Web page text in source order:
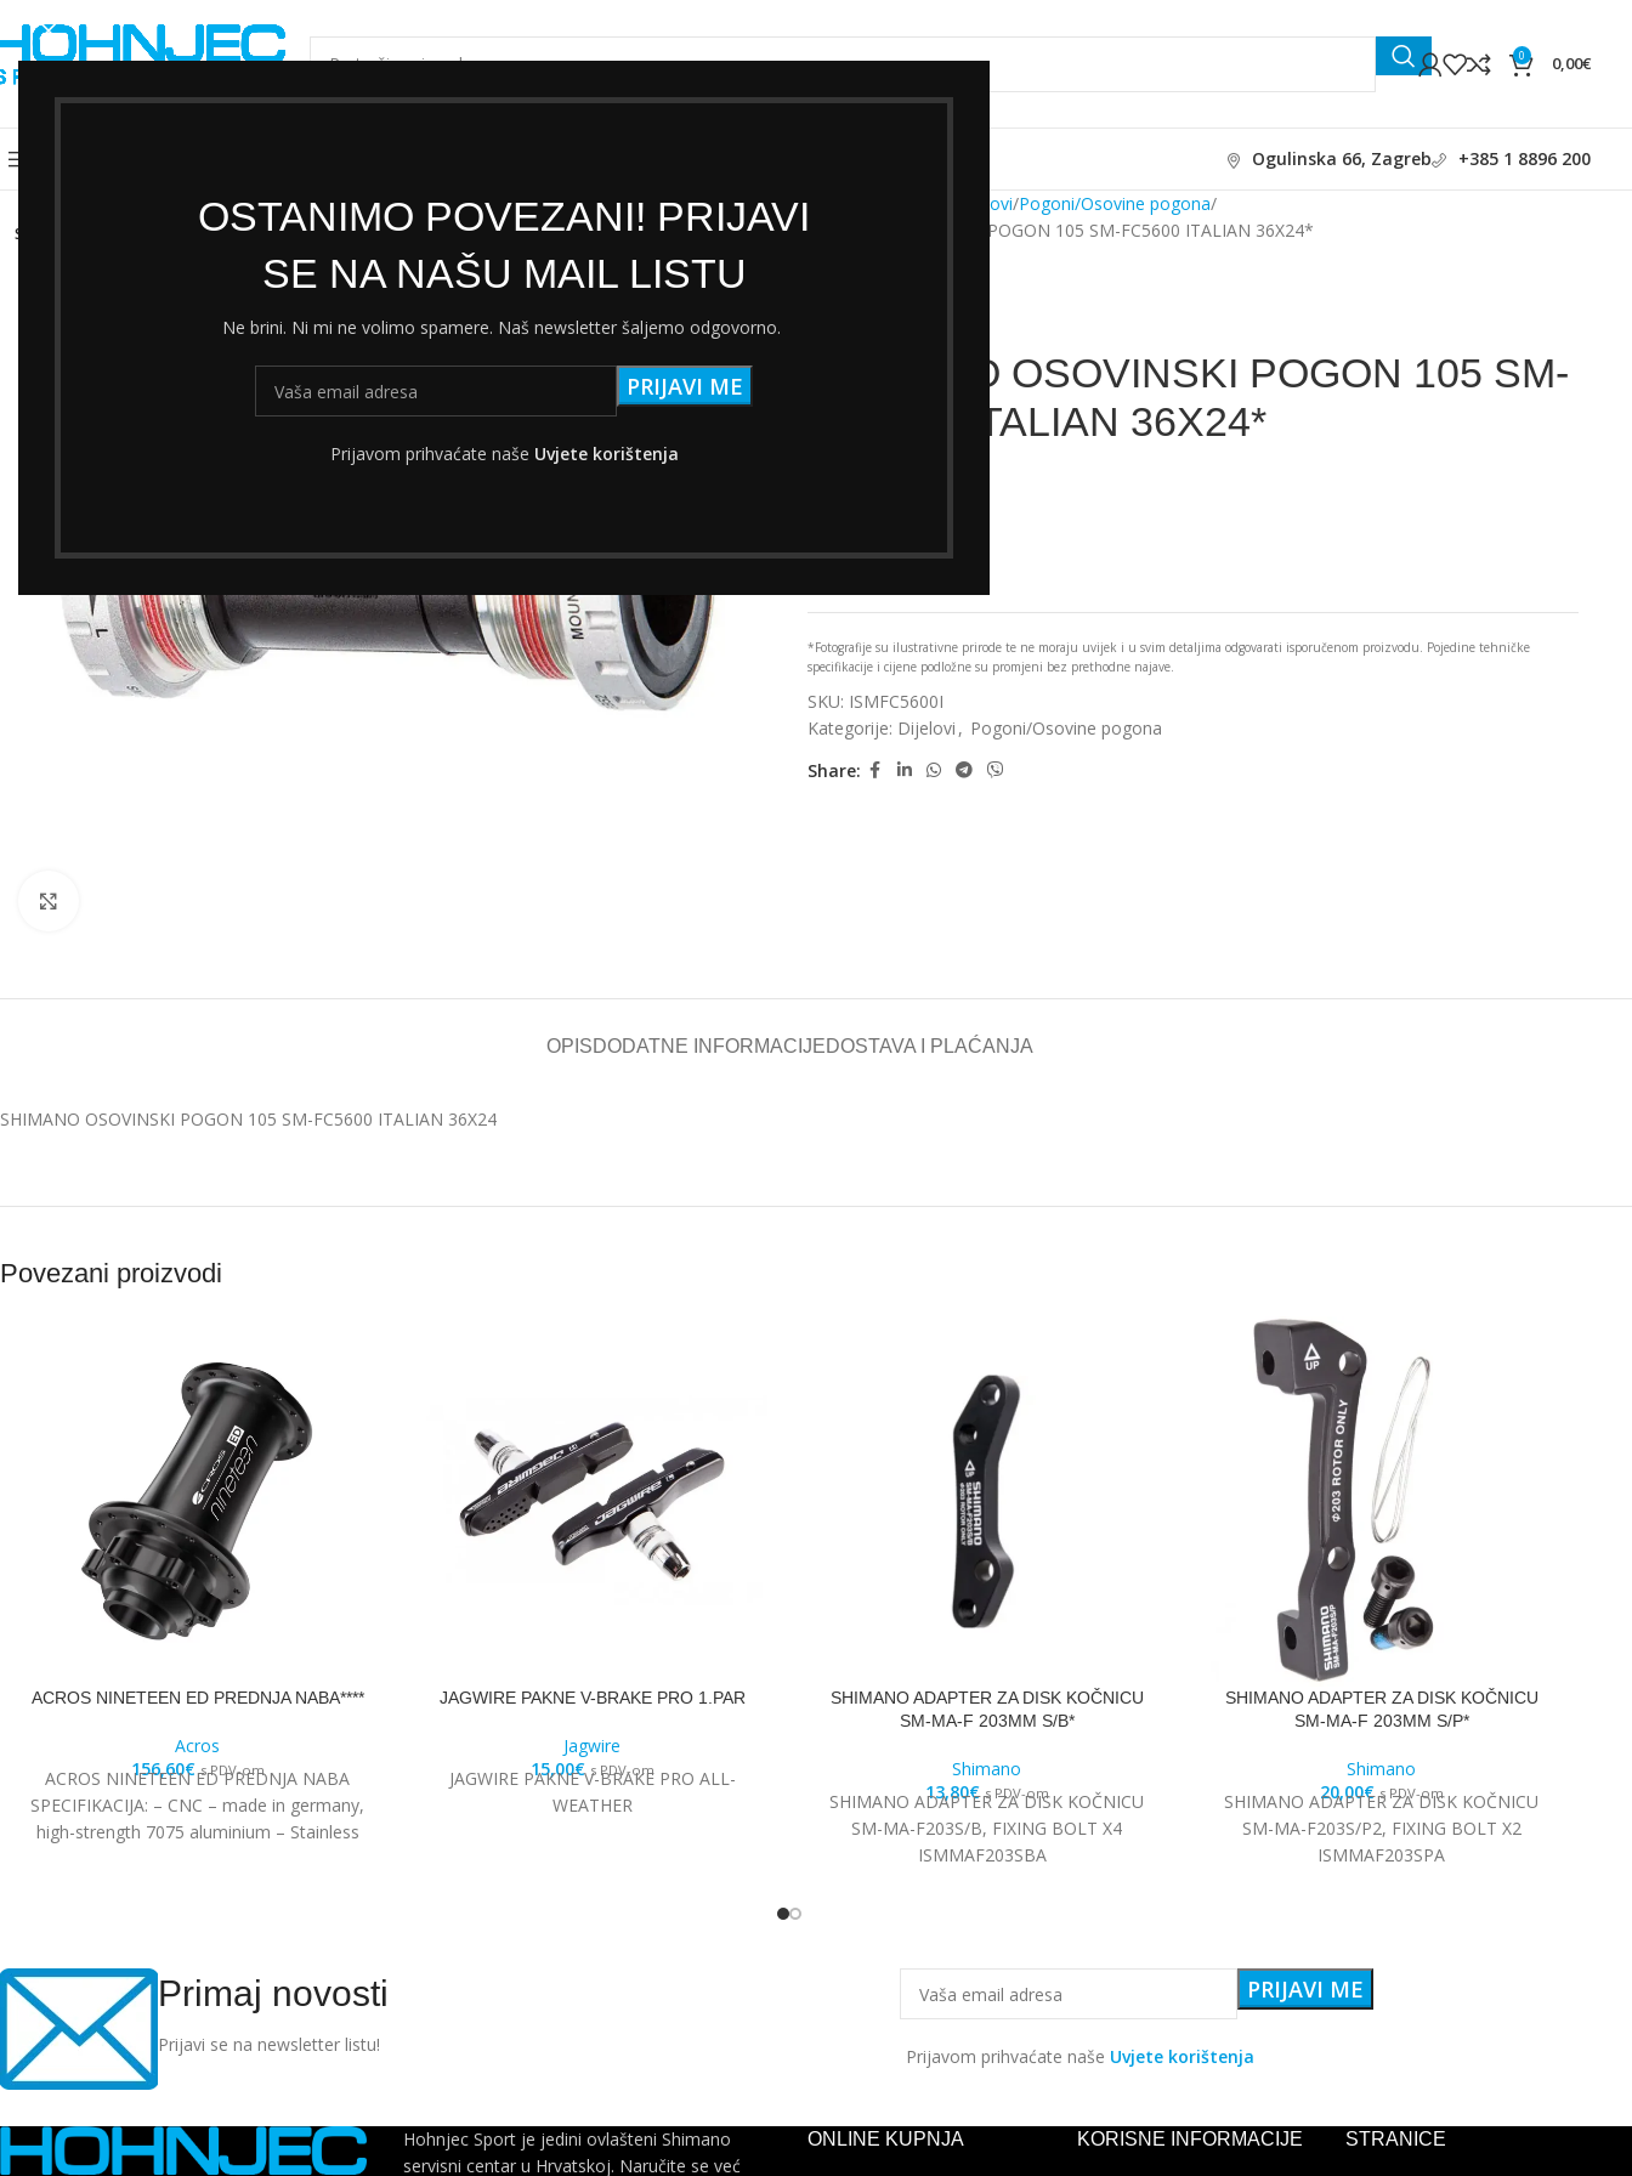
OSTANIMO POVEZANI! PRIJAVI
SE NA NAŠU MAIL LISTU
Ne brini. Ni mi ne volimo spamere. Naš newsletter šaljemo odgovorno.
Prijavom prihvaćate naše Uvjete korištenja
ODABERI KATEGORIJU
0 0,00€
Ogulinska 66, Zagreb +385 1 8896 200
SOLD
Početna Dijelovi Pogoni/Osovine pogona
SHIMANO OSOVINSKI POGON 105 SM-FC5600 ITALIAN 36X24*
SHIMANO OSOVINSKI POGON 105 SM-
FC5600 ITALIAN 36X24*
*Fotografije su ilustrativne prirode te ne moraju uvijek i u svim detaljima odgovarati isporučenom proizvodu. Pojedine tehničke
specifikacije i cijene podložne su promjeni bez prethodne najave.
SKU: ISMFC5600I
Kategorije: Dijelovi , Pogoni/Osovine pogona
Share:
OPISDODATNE INFORMACIJEDOSTAVA I PLAĆANJA
SHIMANO OSOVINSKI POGON 105 SM-FC5600 ITALIAN 36X24
Povezani proizvodi
ACROS NINETEEN ED PREDNJA NABA****
Acros
156,60€ s PDV-om
ACROS NINETEEN ED PREDNJA NABA
SPECIFIKACIJA: – CNC – made in germany,
high-strength 7075 aluminium – Stainless
JAGWIRE PAKNE V-BRAKE PRO 1.PAR
Jagwire
15,00€ s PDV-om
JAGWIRE PAKNE V-BRAKE PRO ALL-
WEATHER
SHIMANO ADAPTER ZA DISK KOČNICU
SM-MA-F 203MM S/B*
Shimano
13,80€ s PDV-om
SHIMANO ADAPTER ZA DISK KOČNICU
SM-MA-F203S/B, FIXING BOLT X4
ISMMAF203SBA
SHIMANO ADAPTER ZA DISK KOČNICU
SM-MA-F 203MM S/P*
Shimano
20,00€ s PDV-om
SHIMANO ADAPTER ZA DISK KOČNICU
SM-MA-F203S/P2, FIXING BOLT X2
ISMMAF203SPA
Primaj novosti
Prijavi se na newsletter listu!
Prijavom prihvaćate naše Uvjete korištenja
Hohnjec Sport je jedini ovlašteni Shimano
servisni centar u Hrvatskoj. Naručite se već
ONLINE KUPNJA KORISNE INFORMACIJE STRANICE